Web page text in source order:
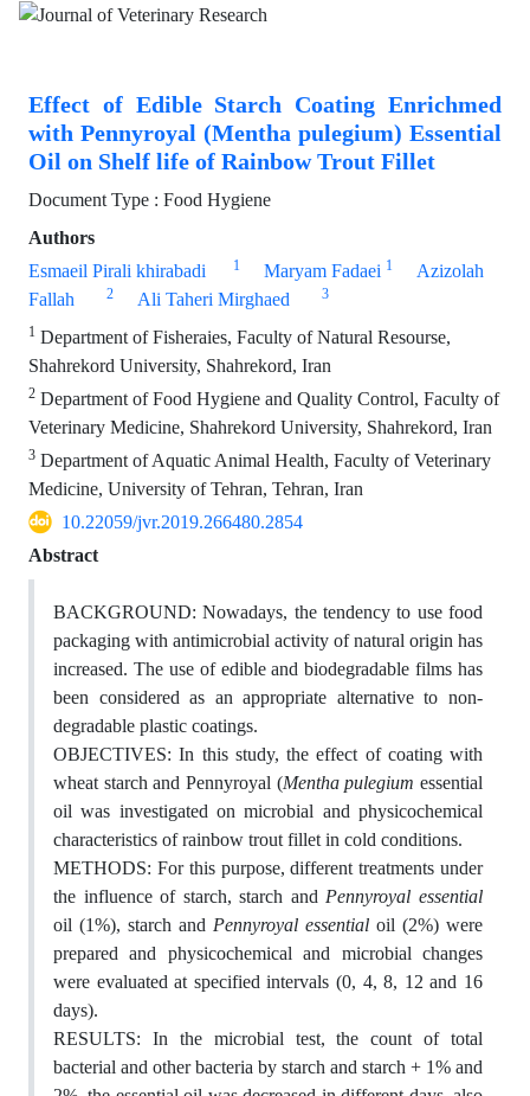
Effect of Edible Starch Coating Enrichmed
with Pennyroyal (Mentha pulegium) Essential
Oil on Shelf life of Rainbow Trout Fillet
Document Type : Food Hygiene
Authors
Esmaeil Pirali khirabadi
1 Maryam Fadaei 1
Azizolah
Fallah
2 Ali Taheri Mirghaed 3
1 Department of Fisheraies, Faculty of Natural Resourse,
Shahrekord University, Shahrekord, Iran
2 Department of Food Hygiene and Quality Control, Faculty of
Veterinary Medicine, Shahrekord University, Shahrekord, Iran
3 Department of Aquatic Animal Health, Faculty of Veterinary
Medicine, University of Tehran, Tehran, Iran
10.22059/jvr.2019.266480.2854
Abstract
BACKGROUND: Nowadays, the tendency to use food
packaging with antimicrobial activity of natural origin has
increased. The use of edible and biodegradable films has
been considered as an appropriate alternative to non-
degradable plastic coatings.
OBJECTIVES: In this study, the effect of coating with
wheat starch and Pennyroyal (Mentha pulegium essential
oil was investigated on microbial and physicochemical
characteristics of rainbow trout fillet in cold conditions.
METHODS: For this purpose, different treatments under
the influence of starch, starch andPennyroyal essential
oil (1%), starch and Pennyroyal essential oil (2%) were
prepared and physicochemical and microbial changes
were evaluated at specified intervals (0, 4, 8, 12 and 16
days).
RESULTS: In the microbial test, the count of total
bacterial and other bacteria by starch and starch + 1% and